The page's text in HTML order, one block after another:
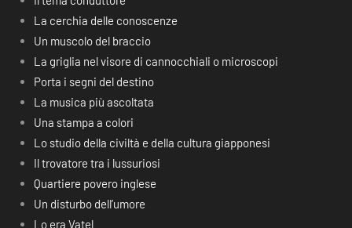
La cerchia delle conoscenze
Un muscolo del braccio
La griglia nel visore di cannocchiali o microscopi
Porta i segni del destino
La musica più ascoltata
Una stampa a colori
Lo studio della civiltà e della cultura giapponesi
Il trovatore tra i lussuriosi
Quartiere povero inglese
Un disturbo dell’umore
Lo era Vatel